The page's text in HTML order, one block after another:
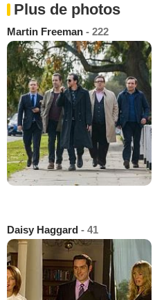
Plus de photos
Martin Freeman - 222
Daisy Haggard - 41